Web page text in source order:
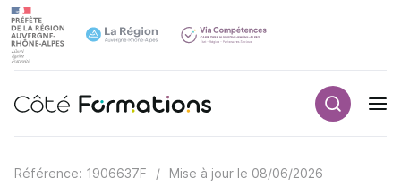
Navigation principale
Référence: 1906637F / Mise à jour le 08/06/2026